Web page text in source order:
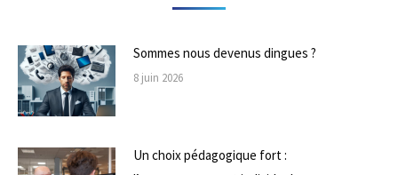
Sommes nous devenus dingues ?
8 juin 2026
Un choix pédagogique fort :